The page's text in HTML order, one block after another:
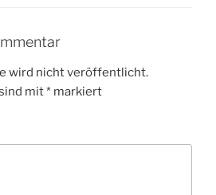
wird nicht veröffentlicht.
mit* markiert